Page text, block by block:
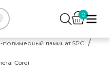
0
полимерный ламинат SPC
Core)